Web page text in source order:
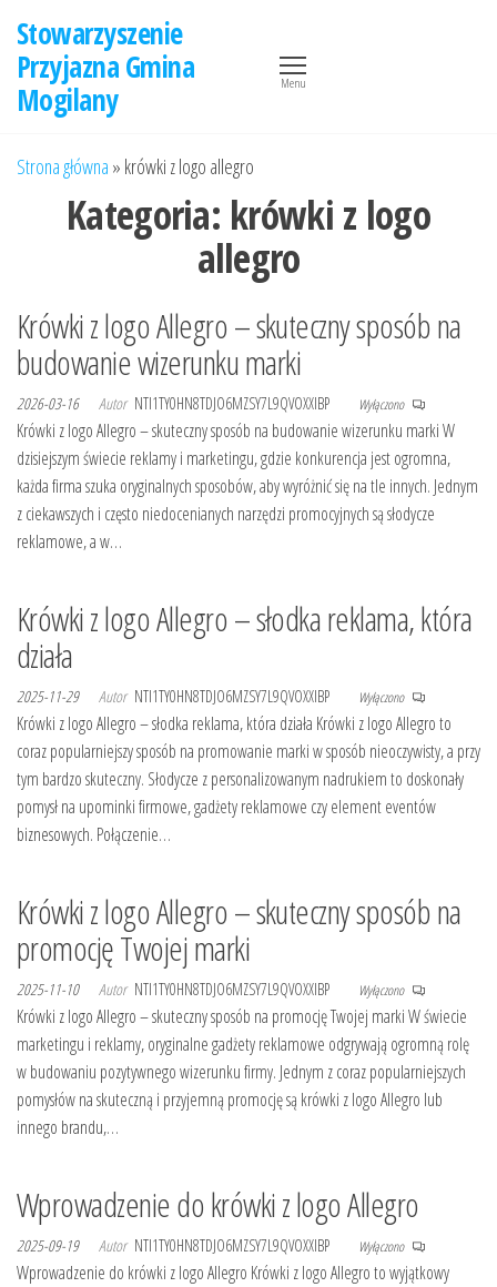
treści
Stowarzyszenie
Przyjazna Gmina
Mogilany
Menu
Strona główna » krówki z logo allegro
Kategoria: krówki z logo
allegro
Krówki z logo Allegro – skuteczny sposób na
budowanie wizerunku marki
2026-03-16 Autor NTI1TY0HN8TDJO6MZSY7L9QVOXXIBP Wyłączono
Krówki z logo Allegro – skuteczny sposób na budowanie wizerunku marki W
dzisiejszym świecie reklamy i marketingu, gdzie konkurencja jest ogromna,
każda firma szuka oryginalnych sposobów, aby wyróżnić się na tle innych. Jednym
z ciekawszych i często niedocenianych narzędzi promocyjnych są słodycze
reklamowe, a w…
Krówki z logo Allegro – słodka reklama, która
działa
2025-11-29 Autor NTI1TY0HN8TDJO6MZSY7L9QVOXXIBP Wyłączono
Krówki z logo Allegro – słodka reklama, która działa Krówki z logo Allegro to
coraz popularniejszy sposób na promowanie marki w sposób nieoczywisty, a przy
tym bardzo skuteczny. Słodycze z personalizowanym nadrukiem to doskonały
pomysł na upominki firmowe, gadżety reklamowe czy element eventów
biznesowych. Połączenie…
Krówki z logo Allegro – skuteczny sposób na
promocję Twojej marki
2025-11-10 Autor NTI1TY0HN8TDJO6MZSY7L9QVOXXIBP Wyłączono
Krówki z logo Allegro – skuteczny sposób na promocję Twojej marki W świecie
marketingu i reklamy, oryginalne gadżety reklamowe odgrywają ogromną rolę
w budowaniu pozytywnego wizerunku firmy. Jednym z coraz popularniejszych
pomysłów na skuteczną i przyjemną promocję są krówki z logo Allegro lub
innego brandu,…
Wprowadzenie do krówki z logo Allegro
2025-09-19 Autor NTI1TY0HN8TDJO6MZSY7L9QVOXXIBP Wyłączono
Wprowadzenie do krówki z logo Allegro Krówki z logo Allegro to wyjątkowy